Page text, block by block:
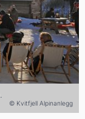
© Kvitfjell Alpinanlegg